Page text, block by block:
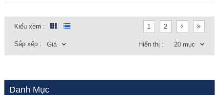
Kiểu xem : 1 2
Hiển thị : 20 mục
Sắp xếp : Giá
Danh Mục